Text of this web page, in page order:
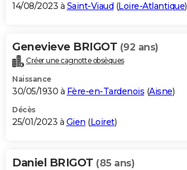
14/08/2023 à Saint-Viaud (Loire-Atlantique)
Genevieve BRIGOT (92 ans)
Créer une cagnotte obsèques
Naissance
30/05/1930 à Fère-en-Tardenois (Aisne)
Décès
25/01/2023 à Gien (Loiret)
Daniel BRIGOT (85 ans)